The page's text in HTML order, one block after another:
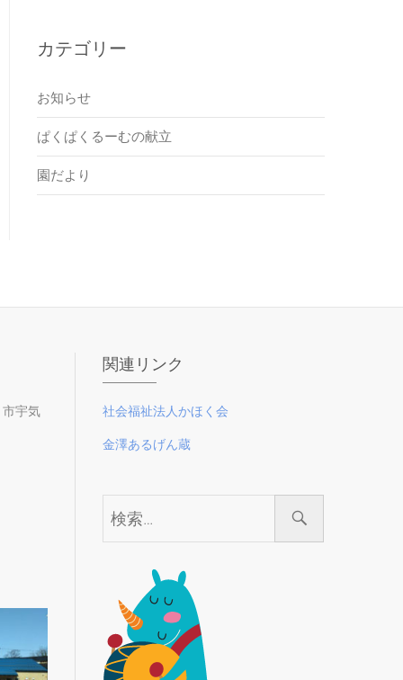
イ
ブ
カテゴリー
お知らせ
ぱくぱくるーむの献立
園だより
宇気
関連リンク
社会福祉法人かほく会
金澤あるげん蔵
索…